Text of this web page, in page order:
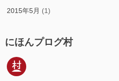
2015年5月 (1)
にほんプログ村